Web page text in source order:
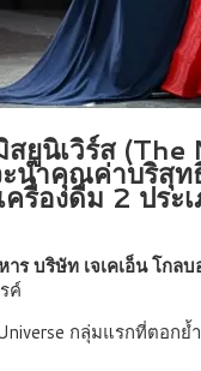
สยูนิเวิร์ส
นำคุณค่าบริสุ
รื่องดื่ม 2 ปร
บริษัท เจเคเอ็น โกล
ค์
กลุ่มแรกที่ตอกย้